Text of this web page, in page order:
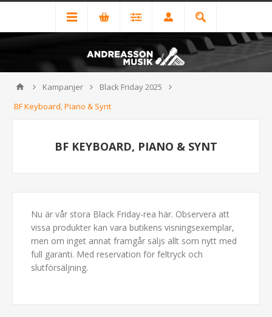
Kampanjer
Black Friday 2025
BF Keyboard, Piano & Synt
BF KEYBOARD, PIANO & SYNT
Nu är vår stora Black Friday-rea här. Observera att
vissa produkter kan vara butikens visningsexemplar,
men om inget annat framgår säljs allt som nytt med
full garanti. Med reservation för feltryck och
slutförsäljning.